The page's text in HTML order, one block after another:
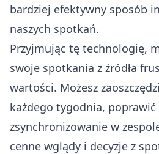
bardziej efektywny sposób
naszych spotkań.
Przyjmując tę technologię,
swoje spotkania z źródła
wartości. Możesz
każdego tygodnia, poprawić
zsynchronizowanie w
cenne wglądy i decyzje z